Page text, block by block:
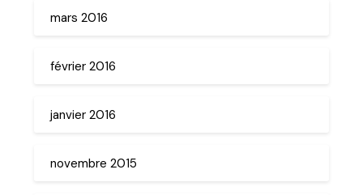
mars 2016
février 2016
janvier 2016
novembre 2015